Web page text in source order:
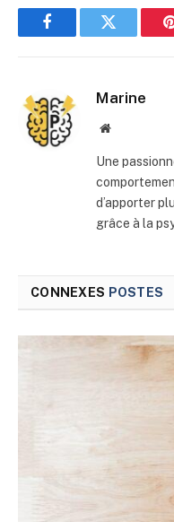
FacebookTwitter
Marine
Site
Une
d’apporter
grâce à la
CONNEXES POSTES